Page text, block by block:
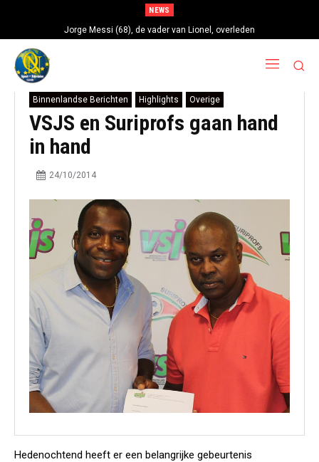
NEWS
Jorge Messi (68), de vader van Lionel, overleden
Binnenlandse Berichten Highlights Overige
VSJS en Suriprofs gaan hand
in hand
24/10/2014
Hedenochtend heeft er een belangrijke gebeurtenis